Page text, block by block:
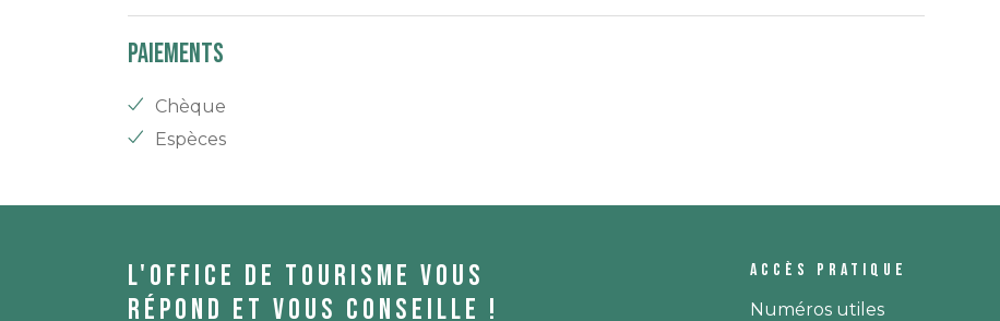
Paiements
Chèque
Espèces
L'office de tourisme vous
répond et vous conseille !
Accès pratique
Numéros utiles